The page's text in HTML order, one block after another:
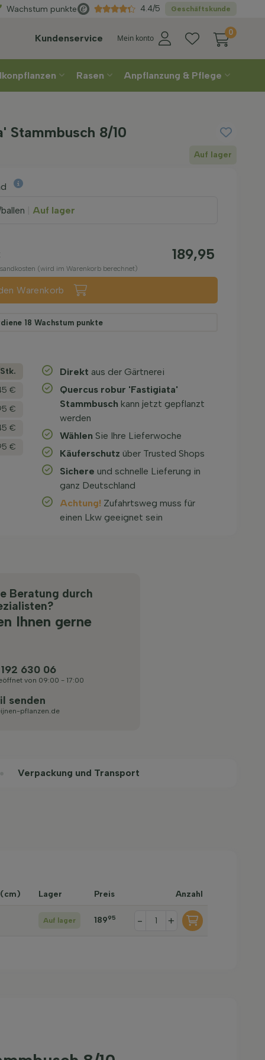
Sie Ihre Lieferwoche
Wachstum punkte Geschäftskunde
4.4/5
Kundenservice Mein konto
0
Rasen Anpflanzung & Pflege
Stammbusch 8/10
Auf lager
Auf lager
189,95
(wird im Warenkorb berechnet)
Warenkorb
18 Wachstum punkte
€
€
€
€
Direkt aus der Gärtnerei
Quercus robur 'Fastigiata'
Stammbusch kann jetzt gepflanzt
werden
Wählen Sie Ihre Lieferwoche
Käuferschutz über Trusted Shops
Sichere und schnelle Lieferung in
ganz Deutschland
Achtung! Zufahrtsweg muss für
einen Lkw geeignet sein
Beratung durch
Ihnen gerne
630 06
von 09:00 - 17:00
senden
pflanzen.de
Verpackung und Transport
Lager Preis Anzahl
Auf lager 18995 - +